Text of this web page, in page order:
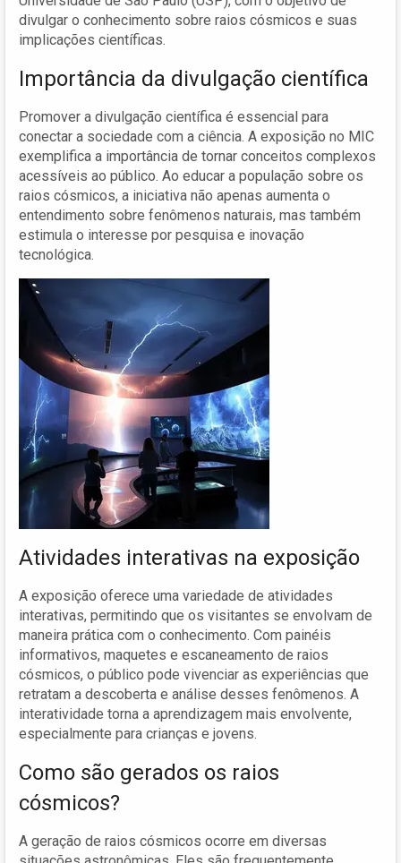
divulgar o conhecimento sobre raios cósmicos e suas
implicações científicas.
Importância da divulgação científica
Promover a divulgação científica é essencial para
conectar a sociedade com a ciência. A exposição no MIC
exemplifica a importância de tornar conceitos complexos
acessíveis ao público. Ao educar a população sobre os
raios cósmicos, a iniciativa não apenas aumenta o
entendimento sobre fenômenos naturais, mas também
estimula o interesse por pesquisa e inovação
tecnológica.
Atividades interativas na exposição
A exposição oferece uma variedade de atividades
interativas, permitindo que os visitantes se envolvam de
maneira prática com o conhecimento. Com painéis
informativos, maquetes e escaneamento de raios
cósmicos, o público pode vivenciar as experiências que
retratam a descoberta e análise desses fenômenos. A
interatividade torna a aprendizagem mais envolvente,
especialmente para crianças e jovens.
Como são gerados os raios
cósmicos?
A geração de raios cósmicos ocorre em diversas